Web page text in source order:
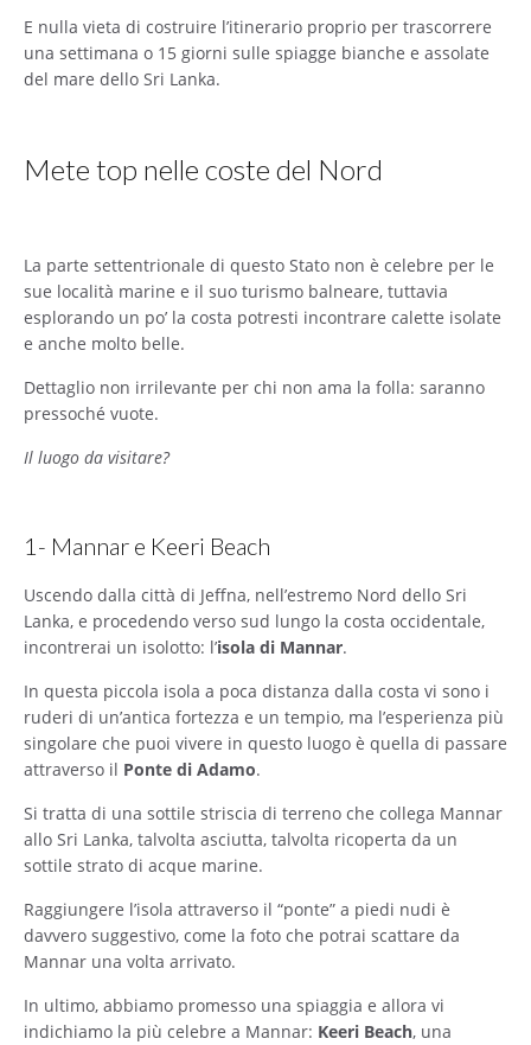
E nulla vieta di costruire l’itinerario proprio per trascorrere
una settimana o 15 giorni sulle spiagge bianche e assolate
del mare dello Sri Lanka.
Mete top nelle coste del Nord
La parte settentrionale di questo Stato non è celebre per le
sue località marine e il suo turismo balneare, tuttavia
esplorando un po’ la costa potresti incontrare calette isolate
e anche molto belle.
Dettaglio non irrilevante per chi non ama la folla: saranno
pressoché vuote.
Il luogo da visitare?
1- Mannar e Keeri Beach
Uscendo dalla città di Jeffna, nell’estremo Nord dello Sri
Lanka, e procedendo verso sud lungo la costa occidentale,
incontrerai un isolotto: l’isola di Mannar.
In questa piccola isola a poca distanza dalla costa vi sono i
ruderi di un’antica fortezza e un tempio, ma l’esperienza più
singolare che puoi vivere in questo luogo è quella di passare
attraverso il Ponte di Adamo.
Si tratta di una sottile striscia di terreno che collega Mannar
allo Sri Lanka, talvolta asciutta, talvolta ricoperta da un
sottile strato di acque marine.
Raggiungere l’isola attraverso il “ponte” a piedi nudi è
davvero suggestivo, come la foto che potrai scattare da
Mannar una volta arrivato.
In ultimo, abbiamo promesso una spiaggia e allora vi
indichiamo la più celebre a Mannar: Keeri Beach, una